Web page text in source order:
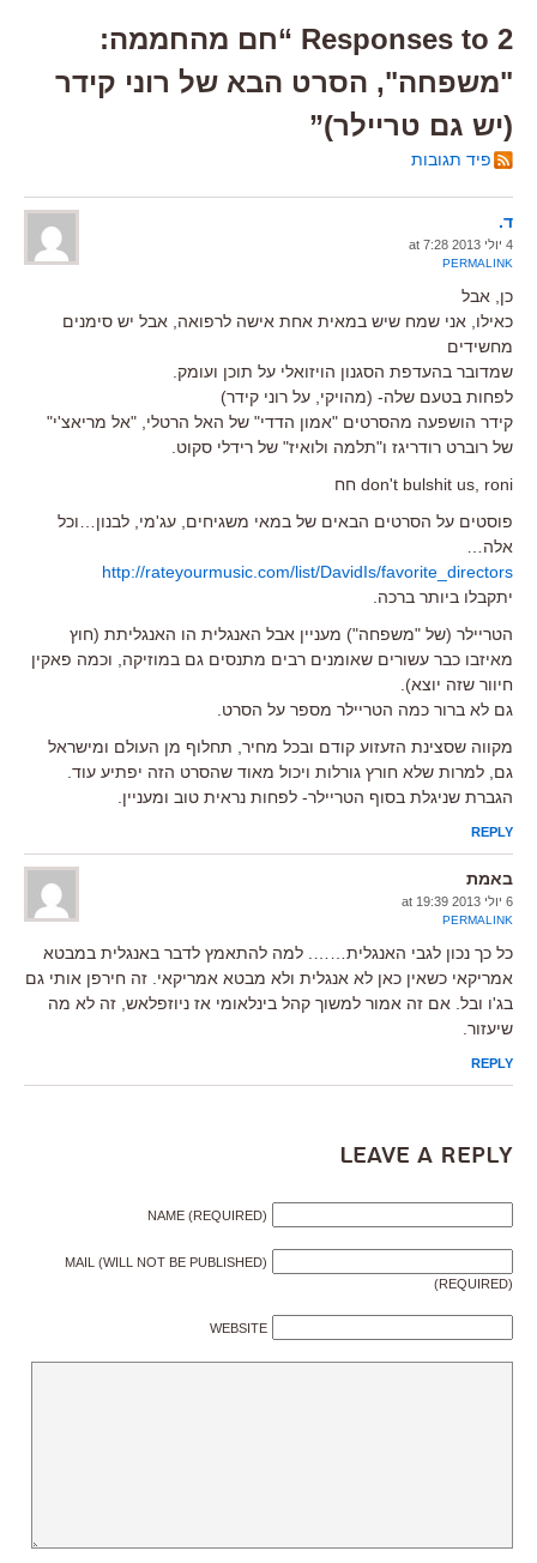
2 Responses to “חם מהחממה:
"משפחה", הסרט הבא של רוני קידר
(יש גם טריילר)”
פיד תגובות
ד.
4 יולי 2013 at 7:28
PERMALINK
כן, אבל
כאילו, אני שמח שיש במאית אחת אישה לרפואה, אבל יש סימנים
מחשידים
שמדובר בהעדפת הסגנון הויזואלי על תוכן ועומק.
לפחות בטעם שלה- (מהויקי, על רוני קידר)
קידר הושפעה מהסרטים "אמון הדדי" של האל הרטלי, "אל מריאצ'י"
של רוברט רודריגז ו"תלמה ולואיז" של רידלי סקוט.
don't bulshit us, roni חח
פוסטים על הסרטים הבאים של במאי משגיחים, עג'מי, לבנון…וכל
אלה…
http://rateyourmusic.com/list/DavidIs/favorite_directors
יתקבלו ביותר ברכה.
הטריילר (של "משפחה") מעניין אבל האנגלית הו האנגליתת (חוץ
מאיזבו כבר עשורים שאומנים רבים מתנסים גם במוזיקה, וכמה פאקין
חיוור שזה יוצא).
גם לא ברור כמה הטריילר מספר על הסרט.
מקווה שסצינת הזעזוע קודם ובכל מחיר, תחלוף מן העולם ומישראל
גם, למרות שלא חורץ גורלות ויכול מאוד שהסרט הזה יפתיע עוד.
הגברת שניגלת בסוף הטריילר- לפחות נראית טוב ומעניין.
REPLY
באמת
6 יולי 2013 at 19:39
PERMALINK
כל כך נכון לגבי האנגלית……. למה להתאמץ לדבר באנגלית במבטא
אמריקאי כשאין כאן לא אנגלית ולא מבטא אמריקאי. זה חירפן אותי גם
בג'ו ובל. אם זה אמור למשוך קהל בינלאומי אז ניוזפלאש, זה לא מה
שיעזור.
REPLY
Leave a Reply
NAME (REQUIRED)
MAIL (WILL NOT BE PUBLISHED)
(REQUIRED)
WEBSITE